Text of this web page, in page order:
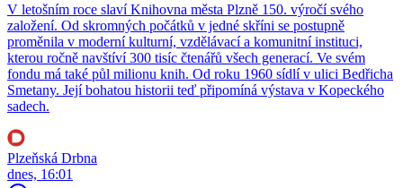
V letošním roce slaví Knihovna města Plzně 150. výročí svého
založení. Od skromných počátků v jedné skříni se postupně
proměnila v moderní kulturní, vzdělávací a komunitní instituci,
kterou ročně navštíví 300 tisíc čtenářů všech generací. Ve svém
fondu má také půl milionu knih. Od roku 1960 sídlí v ulici Bedřicha
Smetany. Její bohatou historii teď připomíná výstava v Kopeckého
sadech.
Plzeňská Drbna
dnes, 16:01